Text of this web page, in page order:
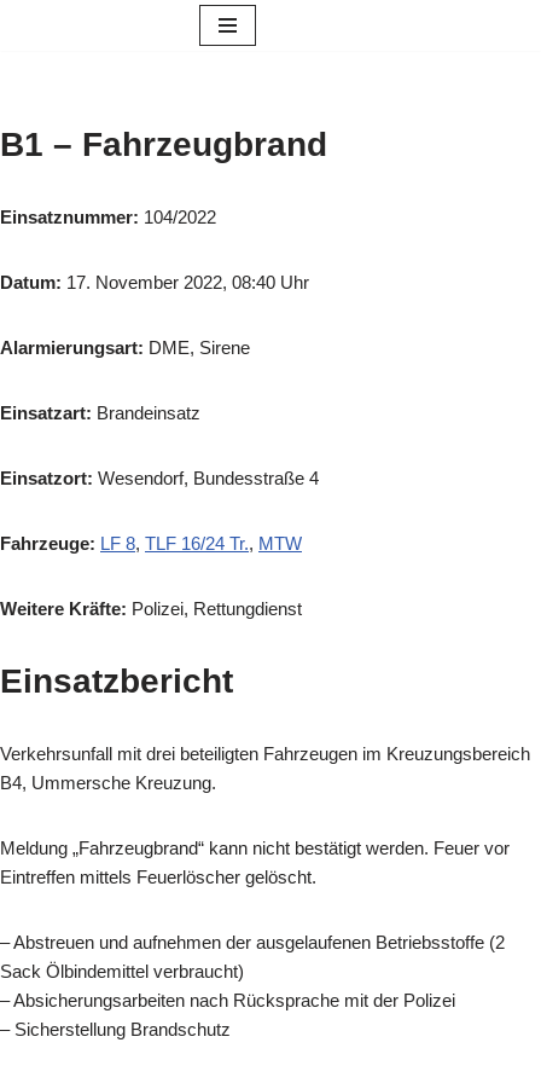
B1 – Fahrzeugbrand
Einsatznummer: 104/2022
Datum: 17. November 2022, 08:40 Uhr
Alarmierungsart: DME, Sirene
Einsatzart: Brandeinsatz
Einsatzort: Wesendorf, Bundesstraße 4
Fahrzeuge: LF 8, TLF 16/24 Tr., MTW
Weitere Kräfte: Polizei, Rettungdienst
Einsatzbericht
Verkehrsunfall mit drei beteiligten Fahrzeugen im Kreuzungsbereich
B4, Ummersche Kreuzung.
Meldung „Fahrzeugbrand“ kann nicht bestätigt werden. Feuer vor
Eintreffen mittels Feuerlöscher gelöscht.
– Abstreuen und aufnehmen der ausgelaufenen Betriebsstoffe (2
Sack Ölbindemittel verbraucht)
– Absicherungsarbeiten nach Rücksprache mit der Polizei
– Sicherstellung Brandschutz